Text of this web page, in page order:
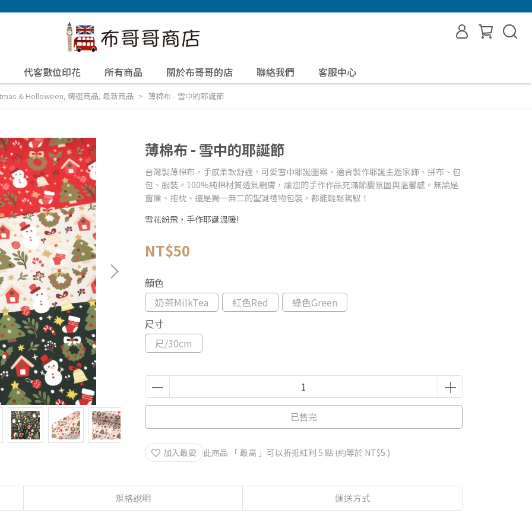
代客數位印花 所有商品 關於布哥哥的店 聯絡我們 客服中心
& Holloween, 精選商品, 最新商品 薄棉布 - 雪中的耶誕節
薄棉布 - 雪中的耶誕節
台灣製薄棉布，手感柔軟舒適。可愛雪中耶誕圖案，適合製作耶誕主題家飾、拼布、包
包、服裝。100%純棉材質透氣親膚，讓您的手作作品充滿節慶氛圍與溫馨感。無論是
窗簾、抱枕、還是獨一無二的聖誕禮物包裝，都能輕鬆駕馭！
雪花紛飛，手作耶誕溫暖!
NT$50
顏色
奶茶MilkTea
紅色Red
綠色Green
尺寸
尺/30cm
已售完
加入最愛 此商品 「 最高 」可以折抵紅利 5 點 (約等於 NT$5 )
規格說明 運送方式